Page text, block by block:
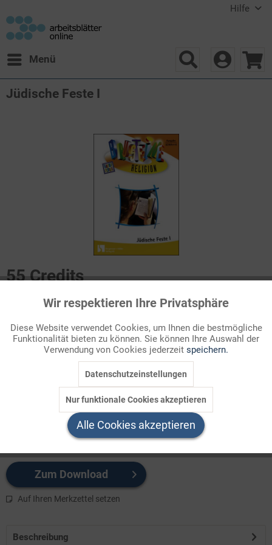
Hilfe
Menü
Jüdische Feste I
55 Credits
Themenbereich
Bibel
Die Geschichte der Familien Bernstein und Gruber bildet den
Rahmen für ausgewählte Schwerpunkte der jüdischen Feste. Es
Ihre Vorteile auf einen Blick >>
Zum Download
Auf Ihren Merkzettel setzen
Beschreibung
Funktionale Aktiv
Marketing Inaktiv
Inaktiv
Wir respektieren Ihre Privatsphäre
Diese Website verwendet Cookies, um Ihnen die bestmögliche
Funktionalität bieten zu können. Sie können Ihre Auswahl der
Verwendung von Cookies jederzeit speichern.
Datenschutzeinstellungen
Nur funktionale Cookies akzeptieren
Alle Cookies akzeptieren